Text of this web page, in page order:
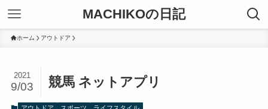
MACHIKOの日記
ホーム アウトドア
競馬 ネットアプリ
2021
9/03